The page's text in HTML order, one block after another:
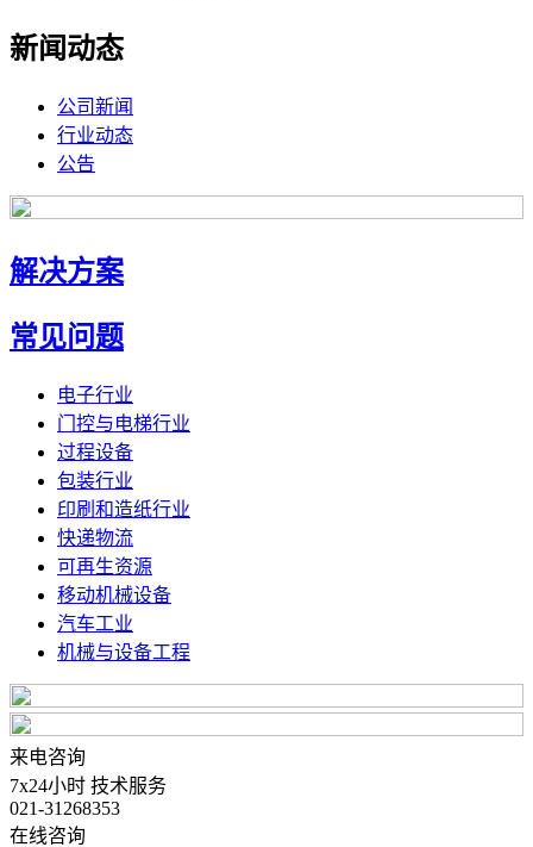
新闻动态
公司新闻
行业动态
公告
解决方案
常见问题
电子行业
门控与电梯行业
过程设备
包装行业
印刷和造纸行业
快递物流
可再生资源
移动机械设备
汽车工业
机械与设备工程
来电咨询
7x24小时 技术服务
021-31268353
在线咨询